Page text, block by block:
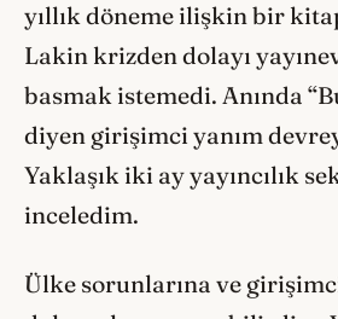
yıllık döneme ilişkin bir
Lakin krizden dolayı
basmak istemedi. Anında
diyen girişimci yanım
Yaklaşık iki ay yayıncılık
inceledim.
Ülke sorunlarına ve